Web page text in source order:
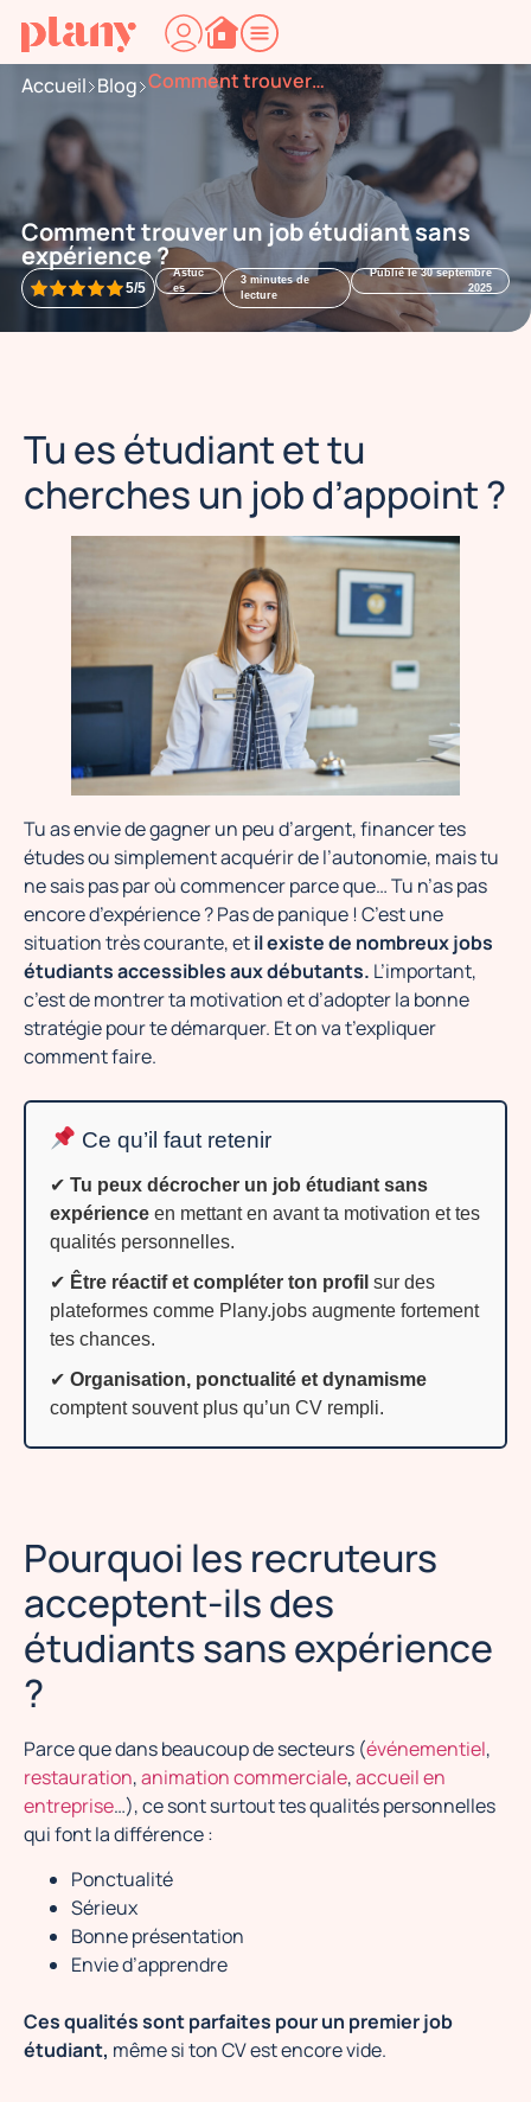
Accueil Blog Comment trouver un job étudiant sans expérience ?
Comment trouver un job étudiant sans
expérience ?
5/5
Astuc
es
3 minutes de
lecture
Publié le30 septembre
2025
Tu es étudiant et tu
cherches un job d’appoint ?
Tu as envie de gagner un peu d’argent, financer tes
études ou simplement acquérir de l’autonomie, mais tu
ne sais pas par où commencer parce que… Tu n’as pas
encore d’expérience ? Pas de panique ! C’est une
situation très courante, etil existe de nombreux jobs
étudiants accessibles aux débutants. L’important,
c’est de montrer ta motivation et d’adopter la bonne
stratégie pour te démarquer. Et on va t’expliquer
comment faire.
Ce qu’il faut retenir
✔ Tu peux décrocher un job étudiant sans
expérience en mettant en avant ta motivation et tes
qualités personnelles.
✔ Être réactif et compléter ton profil sur des
plateformes comme Plany.jobs augmente fortement
tes chances.
✔ Organisation, ponctualité et dynamisme
comptent souvent plus qu’un CV rempli.
Pourquoi les recruteurs
acceptent-ils des
étudiants sans expérience
?
Parce que dans beaucoup de secteurs (événementiel,
restauration,animation commerciale,accueil en
entreprise…), ce sont surtout tes qualités personnelles
qui font la différence :
Ponctualité
Sérieux
Bonne présentation
Envie d’apprendre
Ces qualités sont parfaites pour un premier job
étudiant, même si ton CV est encore vide.